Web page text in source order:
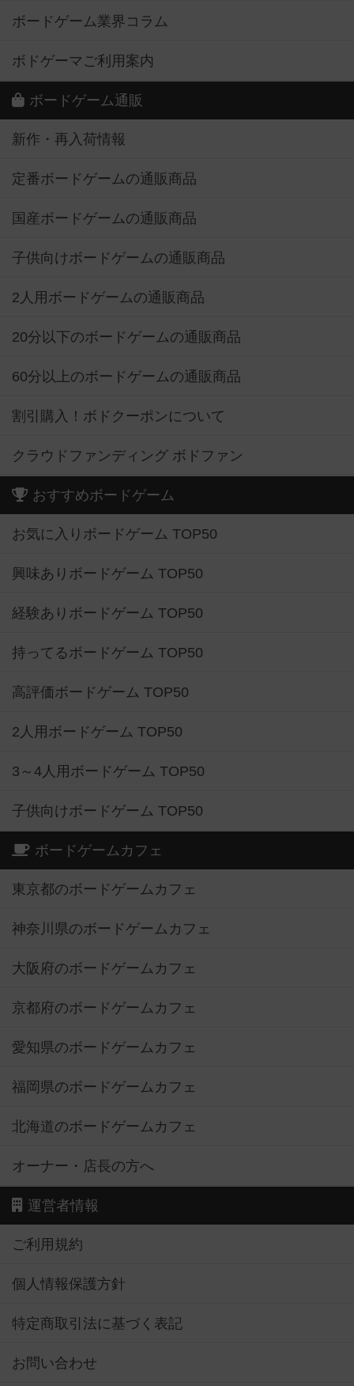
ボードゲーム業界コラム
ボドゲーマご利用案内
ボードゲーム通販
新作・再入荷情報
定番ボードゲームの通販商品
国産ボードゲームの通販商品
子供向けボードゲームの通販商品
2人用ボードゲームの通販商品
20分以下のボードゲームの通販商品
60分以上のボードゲームの通販商品
割引購入！ボドクーポンについて
クラウドファンディング ボドファン
おすすめボードゲーム
お気に入りボードゲーム TOP50
興味ありボードゲーム TOP50
経験ありボードゲーム TOP50
持ってるボードゲーム TOP50
高評価ボードゲーム TOP50
2人用ボードゲーム TOP50
3～4人用ボードゲーム TOP50
子供向けボードゲーム TOP50
ボードゲームカフェ
東京都のボードゲームカフェ
神奈川県のボードゲームカフェ
大阪府のボードゲームカフェ
京都府のボードゲームカフェ
愛知県のボードゲームカフェ
福岡県のボードゲームカフェ
北海道のボードゲームカフェ
オーナー・店長の方へ
運営者情報
ご利用規約
個人情報保護方針
特定商取引法に基づく表記
お問い合わせ